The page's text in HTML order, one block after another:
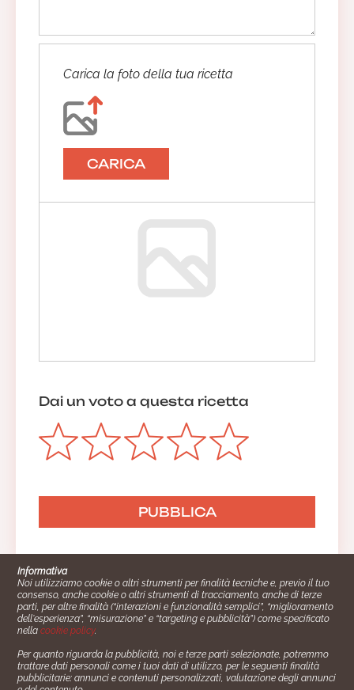
Carica la foto della tua ricetta
CARICA
Dai un voto a questa ricetta
Cucinare.it è un marchio commerciale di Impiego24.it s.r.l.
copyright 2014 - 2024 P.IVA: 03406490130
Informativa
Noi utilizziamo cookie o altri strumenti per finalità tecniche e, previo il tuo
consenso, anche cookie o altri strumenti di tracciamento, anche di terze
parti, per altre finalità (“interazioni e funzionalità semplici”, “miglioramento
dell'esperienza”, “misurazione” e “targeting e pubblicità”) come specificato
nellacookie policy.
Per quanto riguarda la pubblicità, noi e terze parti selezionate, potremmo
trattare dati personali come i tuoi dati di utilizzo, per le seguenti finalità
pubblicitarie: annunci e contenuti personalizzati, valutazione degli annunci